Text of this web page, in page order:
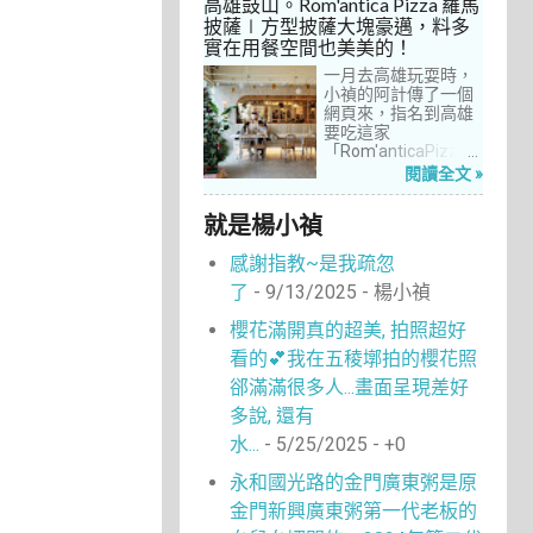
每次去台中誘惑實在
太多了！就……，這一
次離家這麼近，不來
吃真的說不過去。
披薩∣方型披薩大塊豪邁，料多
實在用餐空間也美美的！
一月去高雄玩耍時，
小禎的阿計傳了一個
網頁來，指名到高雄
要吃這家
「Rom'anticaPizza
羅馬披薩」，看了圖
少披薩店，一字排開
的各式披薩看起來琳
瑯滿目，走進店內就
能點上一塊喜愛的口
味大快朵頤，真的好
懷念啊！沒想到台灣
也有類似的披薩店。
走！就到高雄吃披薩
閱讀全文 »
就是楊小禎
感謝指教~是我疏忽
了 - 9/13/2025 - 楊小禎
櫻花滿開真的超美, 拍照超好
看的💕我在五稜墎拍的櫻花照
郤滿滿很多人...畫面呈現差好
多說, 還有
水... - 5/25/2025 - +0
永和國光路的金門廣東粥是原
金門新興廣東粥第一代老板的